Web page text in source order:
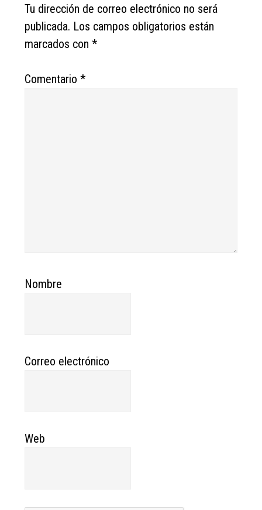
Interactions
Tu dirección de correo electrónico no será
publicada. Los campos obligatorios están
marcados con*
Comentario*
Nombre
Correo electrónico
Web